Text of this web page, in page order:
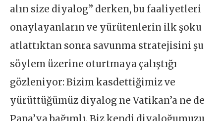
alın size diyalog” derken, bu faaliyetleri
onaylayanların ve yürütenlerin ilk şoku
atlattıktan sonra savunma stratejisini şu
söylem üzerine oturtmaya çalıştığı
gözleniyor: Bizim kasdettiğimiz ve
yürüttüğümüz diyalog ne Vatikan’a ne de